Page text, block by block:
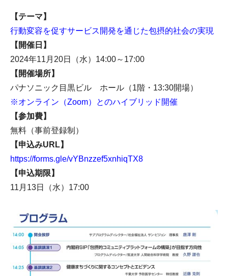
【テーマ】
行動変容を促すサービス開発を通じた包摂的社会の実現
【開催日】
2024年11月20日（水）14:00～17:00
【開催場所】
パナソニック目黒ビル ホール（1階・13:30開場）
※オンライン（Zoom）とのハイブリッド開催
【参加費】
無料（事前登録制）
【申込みURL】
https://forms.gle/vYBnzzef5xnhiqTX8
【申込期限】
11月13日（水）17:00